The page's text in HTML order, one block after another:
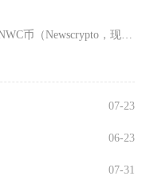
07-23
06-23
07-31